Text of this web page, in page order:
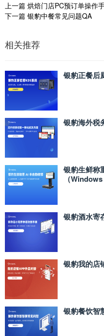
上一篇 烘焙门店PC预订单操作
下一篇 银豹中餐常见问题QA
相关推荐
银豹正餐后
银豹海外税
银豹生鲜称
（Windows
银豹酒水寄
银豹我的店
银豹餐饮智